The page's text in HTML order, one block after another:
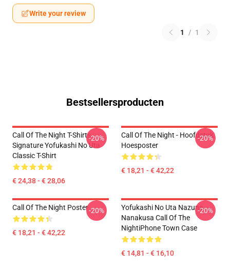
Write your review
1 / 1
Bestsellersproducten
Call Of The Night T-Shirts -
Signature Yofukashi No Uta
Classic T-Shirt
€ 24,38 - € 28,06
-20%
Call Of The Night - Hoofdstuk
Hoesposter
€ 18,21 - € 42,22
-20%
Call Of The Night Poster
€ 18,21 - € 42,22
-20%
Yofukashi No Uta Nazuna
Nanakusa Call Of The
NightiPhone Town Case
€ 14,81 - € 16,10
-20%